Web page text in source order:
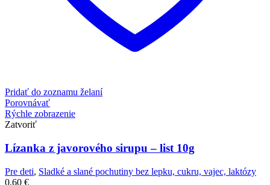
Pridať do zoznamu želaní
Porovnávať
Rýchle zobrazenie
Zatvoriť
Lízanka z javorového sirupu – list 10g
Pre deti, Sladké a slané pochutiny bez lepku, cukru, vajec, laktózy
0,60 €